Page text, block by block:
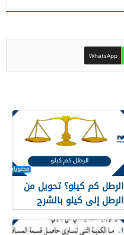
WhatsApp
الرطل كم كيلو؟ تحويل من
الرطل إلى كيلو بالشرح
الدقيق